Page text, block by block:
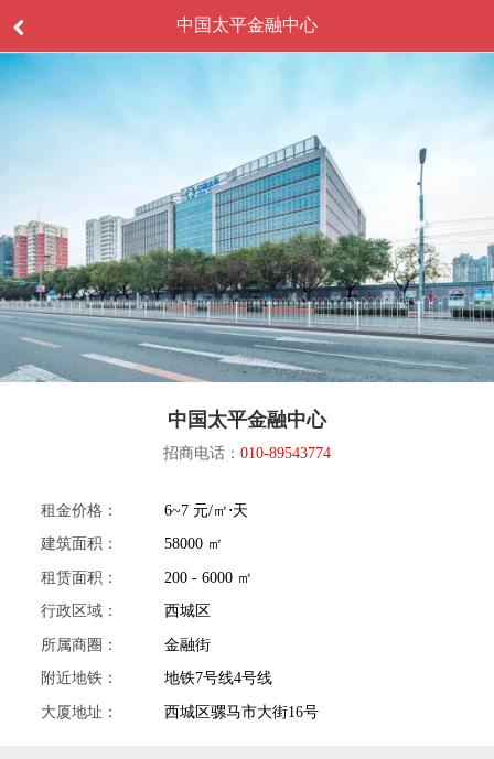
中国太平金融中心
中国太平金融中心
招商电话： 010-89543774
租金价格：
6~7 元/㎡⋅天
建筑面积：
58000 ㎡
租赁面积：
200 - 6000 ㎡
行政区域：
西城区
所属商圈：
金融街
附近地铁：
地铁7号线4号线
大厦地址：
西城区骡马市大街16号